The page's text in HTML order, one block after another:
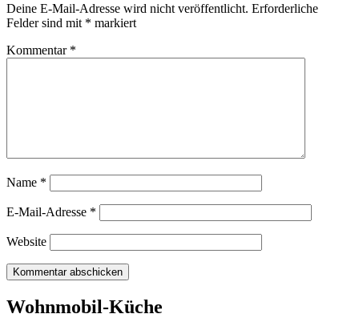
Deine E-Mail-Adresse wird nicht veröffentlicht. Erforderliche
Felder sind mit * markiert
Kommentar *
Name *
E-Mail-Adresse *
Website
Wohnmobil-Küche